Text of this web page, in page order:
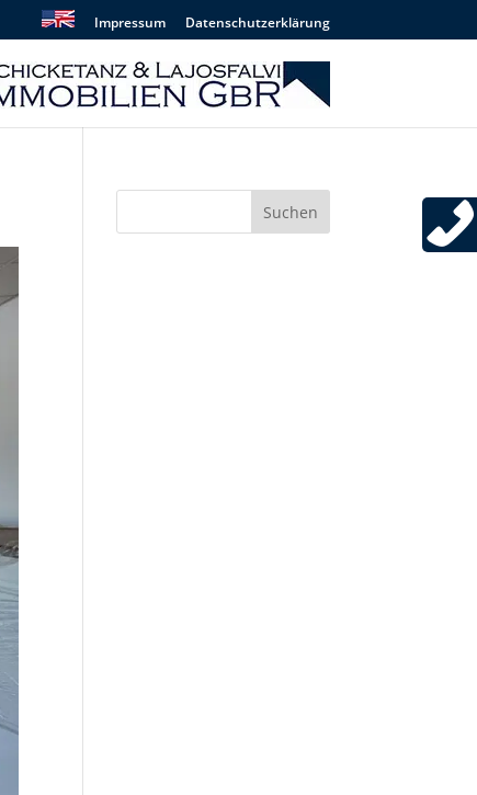
Impressum Datenschutzerklärung